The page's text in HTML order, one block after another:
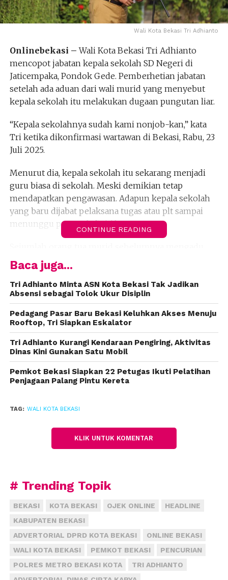
Wali Kota Bekasi Tri Adhianto
Onlinebekasi –Wali Kota Bekasi Tri Adhianto
mencopot jabatan kepala sekolah SD Negeri di
Jaticempaka, Pondok Gede. Pemberhetian jabatan
setelah ada aduan dari wali murid yang menyebut
kepala sekolah itu melakukan dugaan pungutan liar.
“Kepala sekolahnya sudah kami nonjob-kan,” kata
Tri ketika dikonfirmasi wartawan di Bekasi, Rabu, 23
Juli 2025.
Menurut dia, kepala sekolah itu sekarang menjadi
guru biasa di sekolah. Meski demikian tetap
mendapatkan pengawasan. Adapun kepala sekolah
yang baru dijabat pelaksana tugas atau plt sampai
menunggu proses definitif.
langsung ke Pemkot Bekasi ketika apel pagi pada
Senin, 21 Juli 2025. Beberapa aduan antara lain
adanya biaya sampul rapor hingga tanda tangan
ijazah senilai Rp 15 ribu
CONTINUE READING
Baca juga...
Tri Adhianto Minta ASN Kota Bekasi Tak Jadikan
Absensi sebagai Tolok Ukur Disiplin
Pedagang Pasar Baru Bekasi Keluhkan Akses Menuju
Rooftop, Tri Siapkan Eskalator
Tri Adhianto Kurangi Kendaraan Pengiring, Aktivitas
Dinas Kini Gunakan Satu Mobil
Pemkot Bekasi Siapkan 22 Petugas Ikuti Pelatihan
Penjagaan Palang Pintu Kereta
TAG: WALI KOTA BEKASI
KLIK UNTUK KOMENTAR
# Trending Topik
BEKASI KOTA BEKASI OJEK ONLINE
HEADLINE
KABUPATEN BEKASI
ADVERTORIAL DPRD KOTA BEKASI
ONLINE BEKASI
WALI KOTA BEKASI
PEMKOT BEKASI
PENCURIAN
POLRES METRO BEKASI KOTA
TRI ADHIANTO